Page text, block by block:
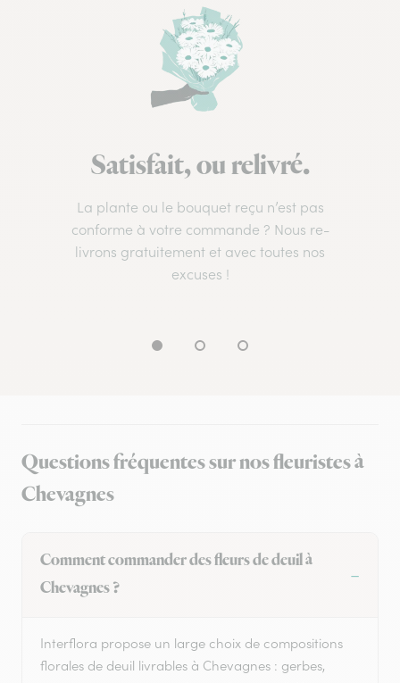
Satisfait, ou relivré.
La plante ou le bouquet reçu n’est pas
conforme à votre commande ? Nous re-
livrons gratuitement et avec toutes nos
excuses !
Questions fréquentes sur nos fleuristes à
Chevagnes
Comment commander des fleurs de deuil à
Chevagnes ?
Interflora propose un large choix de compositions
florales de deuil livrables à Chevagnes : gerbes,